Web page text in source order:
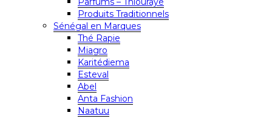
Produits Traditionnels
Sénégal en Marques
Thé Rapie
Miagro
Karitédiema
Esteval
Abel
Anta Fashion
Naatuu